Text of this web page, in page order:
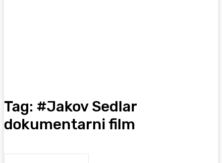
Tag: #Jakov Sedlar
dokumentarni film